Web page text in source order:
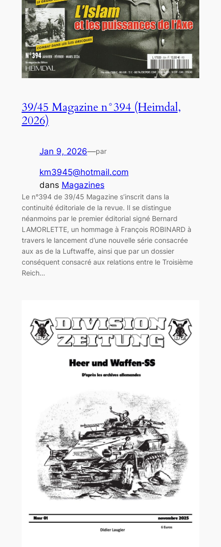
39/45 Magazine n°394 (Heimdal,
2026)
Jan 9, 2026—par
km3945@hotmail.com
dans Magazines
Le n°394 de 39/45 Magazine s’inscrit dans la
continuité éditoriale de la revue. Il se distingue
néanmoins par le premier éditorial signé Bernard
LAMORLETTE, un hommage à François ROBINARD à
travers le lancement d’une nouvelle série consacrée
aux as de la Luftwaffe, ainsi que par un dossier
conséquent consacré aux relations entre le Troisième
Reich…